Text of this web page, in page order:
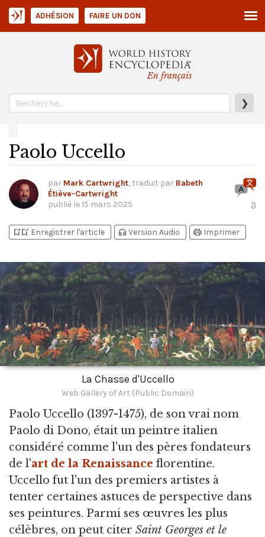
En français
❯
ADHÉSION FAIRE UN DON
Paolo Uccello
par Mark Cartwright, traduit par Babeth
Étiève-Cartwright
publié le15 mars 2025 3
bookmark_addbookmark_added Enregistrer l'article headphones Version Audio print Imprimer
La Chasse d'Uccello
Web Gallery of Art (Public Domain)
Paolo Uccello (1397-1475), de son vrai nom
Paolo di Dono, était un peintre italien
considéré comme l'un des pères fondateurs
de l'art de la Renaissance florentine.
Uccello fut l'un des premiers artistes à
tenter certaines astuces de perspective dans
ses peintures. Parmi ses œuvres les plus
célèbres, on peut citer Saint Georges et le